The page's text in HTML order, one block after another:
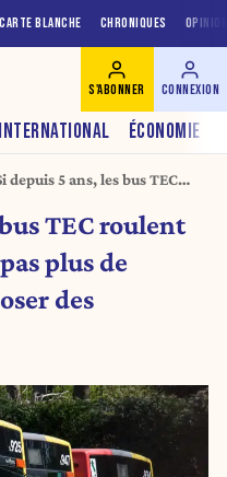
CARTE BLANCHE CHRONIQUES
INTERNATIONAL ÉCONOMIE
S'ABONNER CONNEXION
depuis 5 ans, les bus TEC
de passagers, il faut se poser
questions »
TEC roulent
plus de
des